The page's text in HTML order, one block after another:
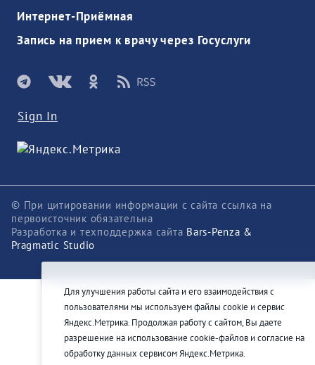
Интернет-Приёмная
Запись на прием к врачу через Госуслуги
Sign In
© При цитировании информации с сайта ссылка на
первоисточник обязательна
Разработка и техподдержка сайта Bars-Penza &
Pragmatic Studio
Для улучшения работы сайта и его взаимодействия с
пользователями мы используем файлы cookie и сервис
Яндекс.Метрика. Продолжая работу с сайтом, Вы даете
разрешение на использование cookie-файлов и согласие на
обработку данных сервисом Яндекс.Метрика.